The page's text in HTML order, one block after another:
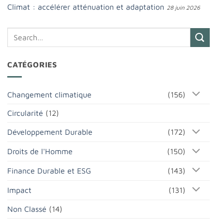
Climat : accélérer atténuation et adaptation 28 juin 2026
CATÉGORIES
Changement climatique (156)
Circularité (12)
Développement Durable (172)
Droits de l'Homme (150)
Finance Durable et ESG (143)
Impact (131)
Non Classé (14)